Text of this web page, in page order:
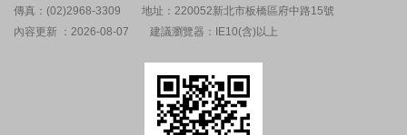
傳真：(02)2968-3309
地址：220052新北市板橋區府中路15號
內容更新 ：2026-08-07
建議瀏覽器：IE10(含)以上